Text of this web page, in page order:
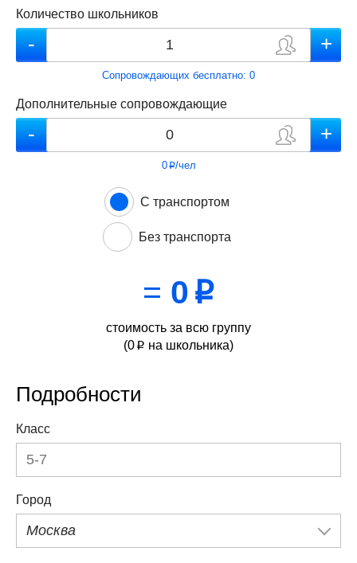
Количество школьников
Сопровождающих бесплатно: 0
Дополнительные сопровождающие
0p/чел
С транспортом
Без транспорта
= 0 p
стоимость за всю группу
(0 p на школьника)
Подробности
Класс
Город
Москва